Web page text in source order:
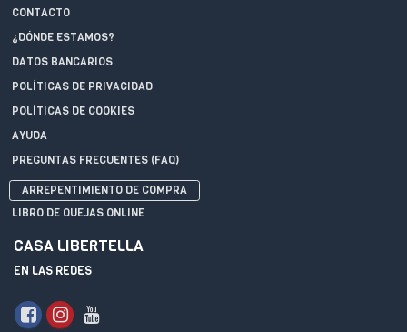
CONTACTO
¿DÓNDE ESTAMOS?
DATOS BANCARIOS
POLÍTICAS DE PRIVACIDAD
POLÍTICAS DE COOKIES
AYUDA
PREGUNTAS FRECUENTES (FAQ)
ARREPENTIMIENTO DE COMPRA
LIBRO DE QUEJAS ONLINE
CASA LIBERTELLA
EN LAS REDES